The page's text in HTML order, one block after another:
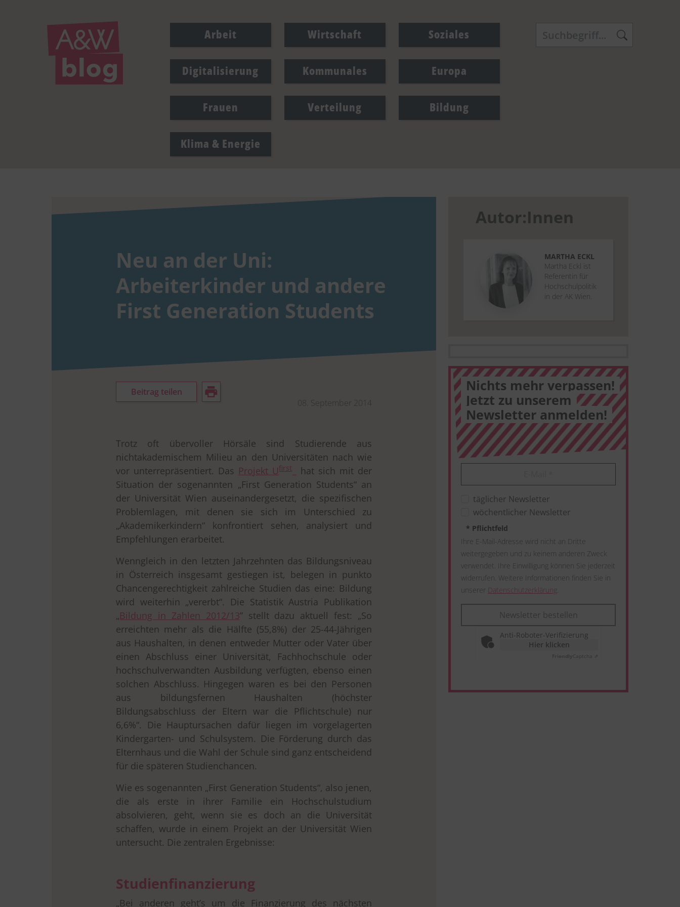
Arbeit Wirtschaft Soziales
Digitalisierung Kommunales Europa
Frauen Verteilung Bildung
Klima & Energie
Neu an der Uni:
Arbeiterkinder und andere
First Generation Students
Beitrag teilen
08. September 2014
Trotz oft übervoller Hörsäle sind Studierende aus
nichtakademischem Milieu an den Universitäten nach wie
vor unterrepräsentiert. Das Projekt Ufirst
hat sich mit der
Situation der sogenannten „First Generation Students“ an
der Universität Wien auseinandergesetzt, die spezifischen
Problemlagen, mit denen sie sich im Unterschied zu
„Akademikerkindern“ konfrontiert sehen, analysiert und
Empfehlungen erarbeitet.
Wenngleich in den letzten Jahrzehnten das Bildungsniveau
in Österreich insgesamt gestiegen ist, belegen in punkto
Chancengerechtigkeit zahlreiche Studien das eine: Bildung
wird weiterhin „vererbt“. Die Statistik Austria Publikation
„Bildung in Zahlen 2012/13” stellt dazu aktuell fest: „So
erreichten mehr als die Hälfte (55,8%) der 25-44-Jährigen
aus Haushalten, in denen entweder Mutter oder Vater über
einen Abschluss einer Universität, Fachhochschule oder
hochschulverwandten Ausbildung verfügten, ebenso einen
solchen Abschluss. Hingegen waren es bei den Personen
aus bildungsfernen Haushalten (höchster
Bildungsabschluss der Eltern war die Pflichtschule) nur
6,6%“. Die Hauptursachen dafür liegen im vorgelagerten
Kindergarten- und Schulsystem. Die Förderung durch das
Elternhaus und die Wahl der Schule sind ganz entscheidend
für die späteren Studienchancen.
Wie es sogenannten „First Generation Students“, also jenen,
die als erste in ihrer Familie ein Hochschulstudium
absolvieren, geht, wenn sie es doch an die Universität
schaffen, wurde in einem Projekt an der Universität Wien
untersucht. Die zentralen Ergebnisse:
Studienfinanzierung
„Bei anderen geht’s um die Finanzierung des nächsten
Autor:Innen
MARTHA ECKL
Martha Eckl ist
Referentin für
Hochschulpolitik
in der AK Wien.
Nichts mehr verpassen!
Jetzt zu unserem
Newsletter anmelden!
täglicher Newsletter
wöchentlicher Newsletter
* Pflichtfeld
Ihre E-Mail-Adresse wird nicht an Dritte
weitergegeben und zu keinem anderen Zweck
verwendet. Ihre Einwilligung können Sie jederzeit
widerrufen. Weitere Informationen finden Sie in
unserer Datenschutzerklärung.
Newsletter bestellen
Anti-Roboter-Verifizierung
Hier klicken
Captcha ⇗